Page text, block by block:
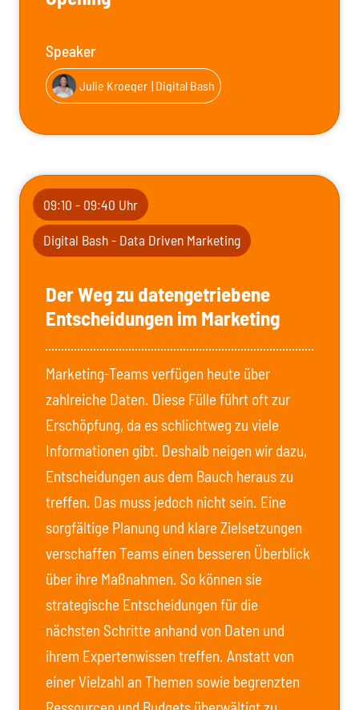
Speaker
Julie Kroeger | Digital Bash
09:10 - 09:40 Uhr
Digital Bash - Data Driven Marketing
Der Weg zu datengetriebene
Entscheidungen im Marketing
Marketing-Teams verfügen heute über
zahlreiche Daten. Diese Fülle führt oft zur
Erschöpfung, da es schlichtweg zu viele
Informationen gibt. Deshalb neigen wir dazu,
Entscheidungen aus dem Bauch heraus zu
treffen. Das muss jedoch nicht sein. Eine
sorgfältige Planung und klare Zielsetzungen
verschaffen Teams einen besseren Überblick
über ihre Maßnahmen. So können sie
strategische Entscheidungen für die
nächsten Schritte anhand von Daten und
ihrem Expertenwissen treffen. Anstatt von
einer Vielzahl an Themen sowie begrenzten